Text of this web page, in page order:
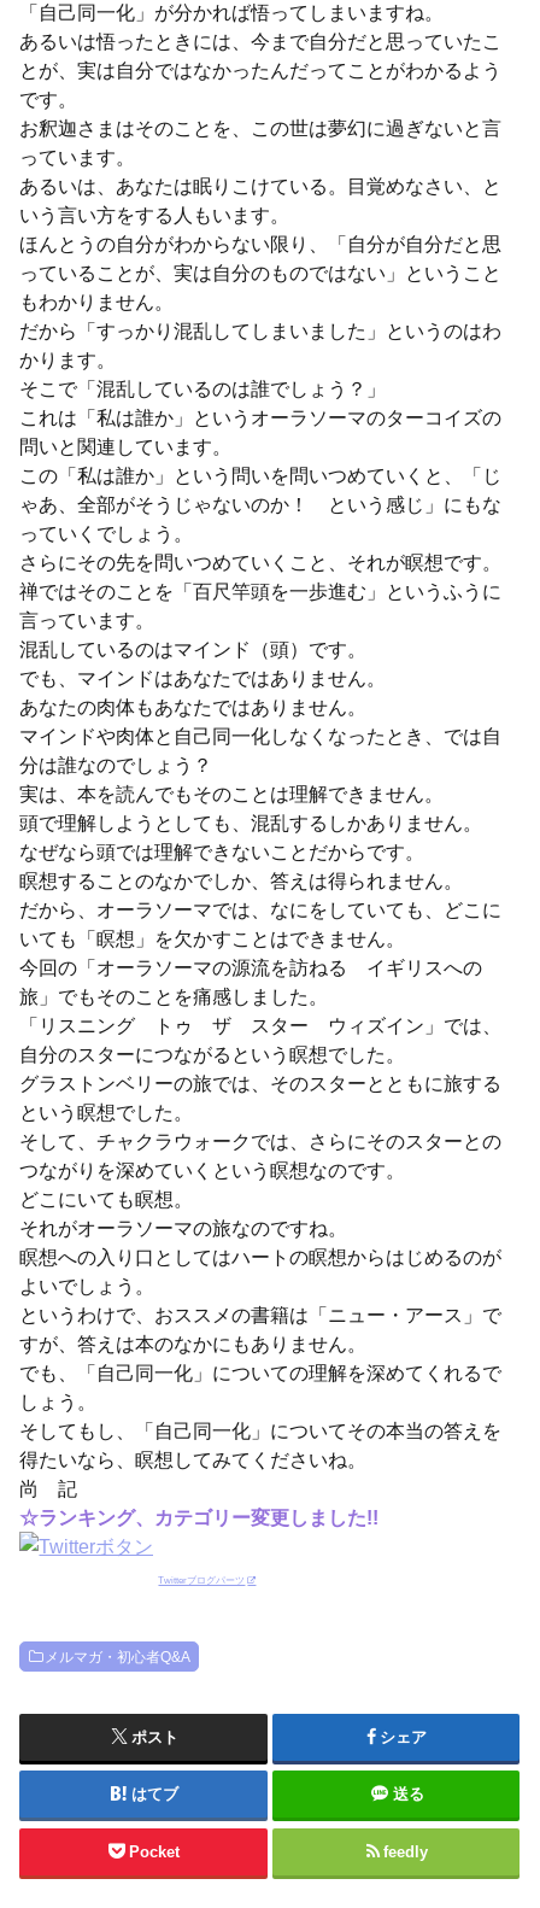
「自己同一化」が分かれば悟ってしまいますね。
あるいは悟ったときには、今まで自分だと思っていたこ
とが、実は自分ではなかったんだってことがわかるよう
です。
お釈迦さまはそのことを、この世は夢幻に過ぎないと言
っています。
あるいは、あなたは眠りこけている。目覚めなさい、と
いう言い方をする人もいます。
ほんとうの自分がわからない限り、「自分が自分だと思
っていることが、実は自分のものではない」ということ
もわかりません。
だから「すっかり混乱してしまいました」というのはわ
かります。
そこで「混乱しているのは誰でしょう？」
これは「私は誰か」というオーラソーマのターコイズの
問いと関連しています。
この「私は誰か」という問いを問いつめていくと、「じ
ゃあ、全部がそうじゃないのか！ という感じ」にもな
っていくでしょう。
さらにその先を問いつめていくこと、それが瞑想です。
禅ではそのことを「百尺竿頭を一歩進む」というふうに
言っています。
混乱しているのはマインド（頭）です。
でも、マインドはあなたではありません。
あなたの肉体もあなたではありません。
マインドや肉体と自己同一化しなくなったとき、では自
分は誰なのでしょう？
実は、本を読んでもそのことは理解できません。
頭で理解しようとしても、混乱するしかありません。
なぜなら頭では理解できないことだからです。
瞑想することのなかでしか、答えは得られません。
だから、オーラソーマでは、なにをしていても、どこに
いても「瞑想」を欠かすことはできません。
今回の「オーラソーマの源流を訪ねる イギリスへの
旅」でもそのことを痛感しました。
「リスニング トゥ ザ スター ウィズイン」では、
自分のスターにつながるという瞑想でした。
グラストンベリーの旅では、そのスターとともに旅する
という瞑想でした。
そして、チャクラウォークでは、さらにそのスターとの
つながりを深めていくという瞑想なのです。
どこにいても瞑想。
それがオーラソーマの旅なのですね。
瞑想への入り口としてはハートの瞑想からはじめるのが
よいでしょう。
というわけで、おススメの書籍は「ニュー・アース」で
すが、答えは本のなかにもありません。
でも、「自己同一化」についての理解を深めてくれるで
しょう。
そしてもし、「自己同一化」についてその本当の答えを
得たいなら、瞑想してみてくださいね。
尚 記
☆ランキング、カテゴリー変更しました!!
Twitterブログパーツ
メルマガ・初心者Q&A
ポスト シェア
はてブ 送る
Pocket feedly